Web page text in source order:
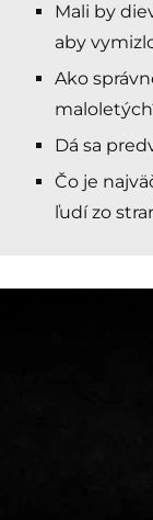
Mali by
aby
Ako
Dá sa
Čo je
ľudí zo